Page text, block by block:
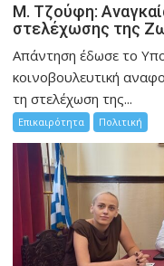
M. Τζούφη:
στελέχωσης της
Απάντηση έδωσε το
κοινοβουλευτική
τη στελέχωση της...
Επικαιρότητα Πολιτική